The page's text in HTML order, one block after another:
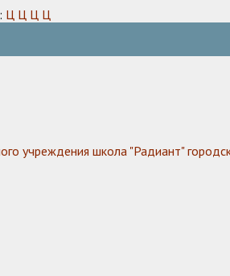
Ц Ц Ц Ц
учреждения школа "Радиант"